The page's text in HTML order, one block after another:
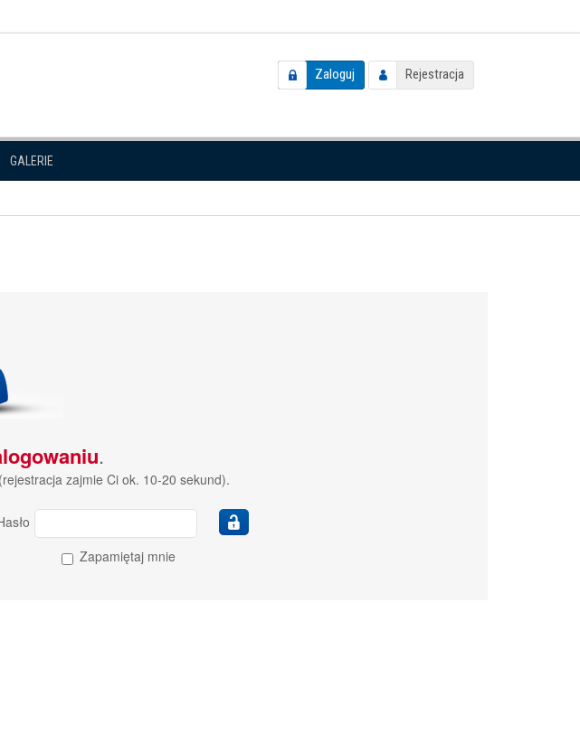
Zaloguj Rejestracja
GALERIE
.
(rejestracja zajmie Ci ok. 10-20 sekund).
Zapamiętaj mnie